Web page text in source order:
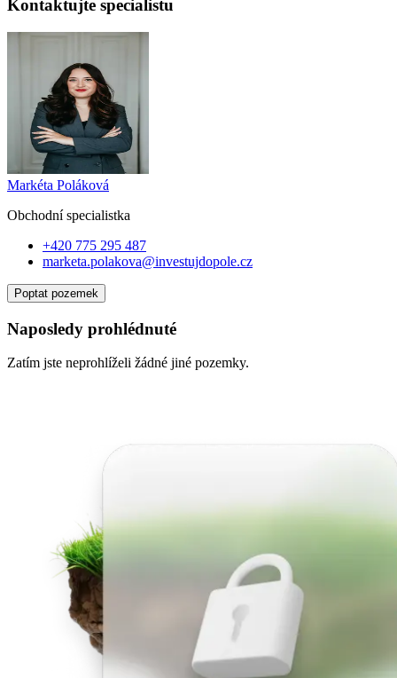
Kontaktujte specialistu
Markéta Poláková
Obchodní specialistka
+420 775 295 487
marketa.polakova@investujdopole.cz
Poptat pozemek
Naposledy prohlédnuté
Zatím jste neprohlíželi žádné jiné pozemky.